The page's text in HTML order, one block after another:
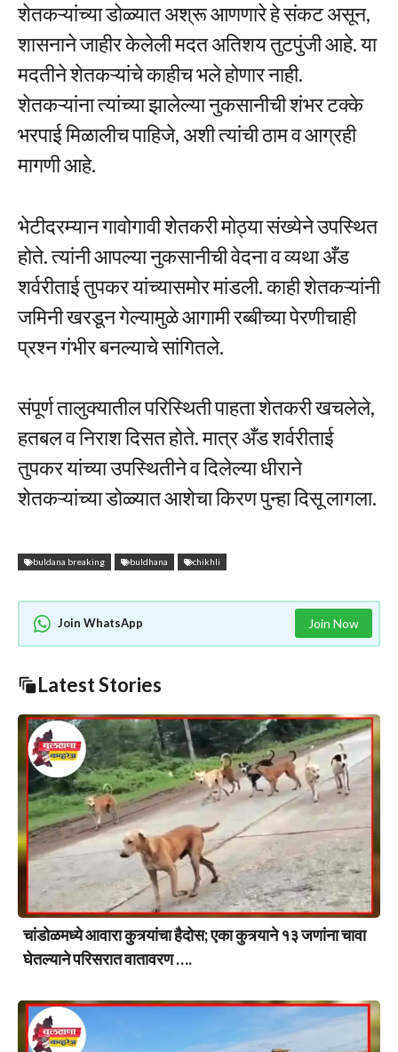
शेतकऱ्यांच्या डोळ्यात अश्रू आणणारे हे संकट असून,
शासनाने जाहीर केलेली मदत अतिशय तुटपुंजी आहे. या
मदतीने शेतकऱ्यांचे काहीच भले होणार नाही.
शेतकऱ्यांना त्यांच्या झालेल्या नुकसानीची शंभर टक्के
भरपाई मिळालीच पाहिजे, अशी त्यांची ठाम व आग्रही
मागणी आहे.
भेटीदरम्यान गावोगावी शेतकरी मोठ्या संख्येने उपस्थित
होते. त्यांनी आपल्या नुकसानीची वेदना व व्यथा अँड
शर्वरीताई तुपकर यांच्यासमोर मांडली. काही शेतकऱ्यांनी
जमिनी खरडून गेल्यामुळे आगामी रब्बीच्या पेरणीचाही
प्रश्न गंभीर बनल्याचे सांगितले.
संपूर्ण तालुक्यातील परिस्थिती पाहता शेतकरी खचलेले,
हतबल व निराश दिसत होते. मात्र अँड शर्वरीताई
तुपकर यांच्या उपस्थितीने व दिलेल्या धीराने
शेतकऱ्यांच्या डोळ्यात आशेचा किरण पुन्हा दिसू लागला.
buldana breaking buldhana chikhli
Join WhatsApp Join Now
Latest Stories
चांडोळमध्ये आवारा कुत्र्यांचा हैदोस; एका कुत्र्याने १३ जणांना चावा
घेतल्याने परिसरात वातावरण ….